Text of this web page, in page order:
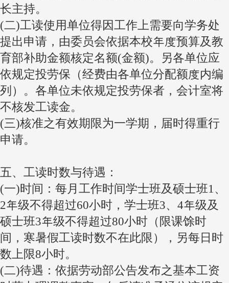
长主持。
(二)工读使用单位得因工作上需要向学务处
提出申请，由委员会依据本校年度预算及教
育部补助金额核定名额(金额)。另各单位应
依规定投劳保（经费由各单位分配额度内编
列）。各单位未依规定投劳保者，会计室将
不核发工读金。
(三)核准之有效期限为一学期，届时得重行
申请。
五、工读时数与待遇：
(一)时间：每月工作时间学士班及硕士班1、
2年级不得超过60小时，学士班3、4年级及
硕士班3年级不得超过80小时（限课馀时
间，寒暑假工读时数不在此限），另每日时
数上限8小时。
(二)待遇：依据劳动部公告发布之基本工资